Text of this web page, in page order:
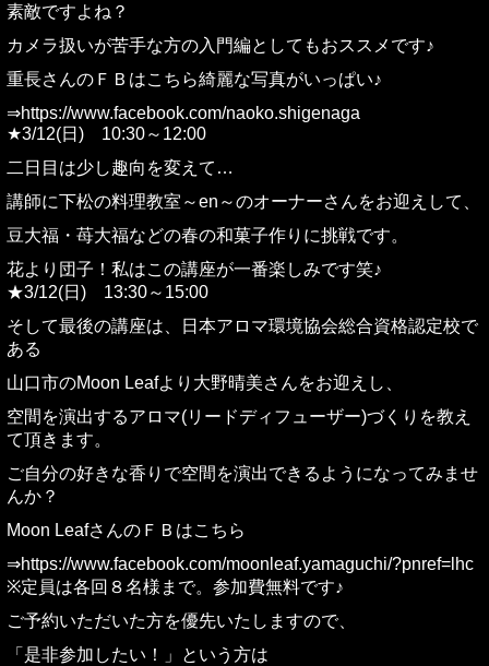
素敵ですよね？
カメラ扱いが苦手な方の入門編としてもおススメです♪
重長さんのＦＢはこちら綺麗な写真がいっぱい♪
⇒https://www.facebook.com/naoko.shigenaga
★3/12(日) 10:30～12:00
二日目は少し趣向を変えて…
講師に下松の料理教室～en～のオーナーさんをお迎えして、
豆大福・苺大福などの春の和菓子作りに挑戦です。
花より団子！私はこの講座が一番楽しみです笑♪
★3/12(日) 13:30～15:00
そして最後の講座は、日本アロマ環境協会総合資格認定校で
ある
山口市のMoon Leafより大野晴美さんをお迎えし、
空間を演出するアロマ(リードディフューザー)づくりを教え
て頂きます。
ご自分の好きな香りで空間を演出できるようになってみませ
んか？
Moon LeafさんのＦＢはこちら
⇒https://www.facebook.com/moonleaf.yamaguchi/?pnref=lhc
※定員は各回８名様まで。参加費無料です♪
ご予約いただいた方を優先いたしますので、
「是非参加したい！」という方は